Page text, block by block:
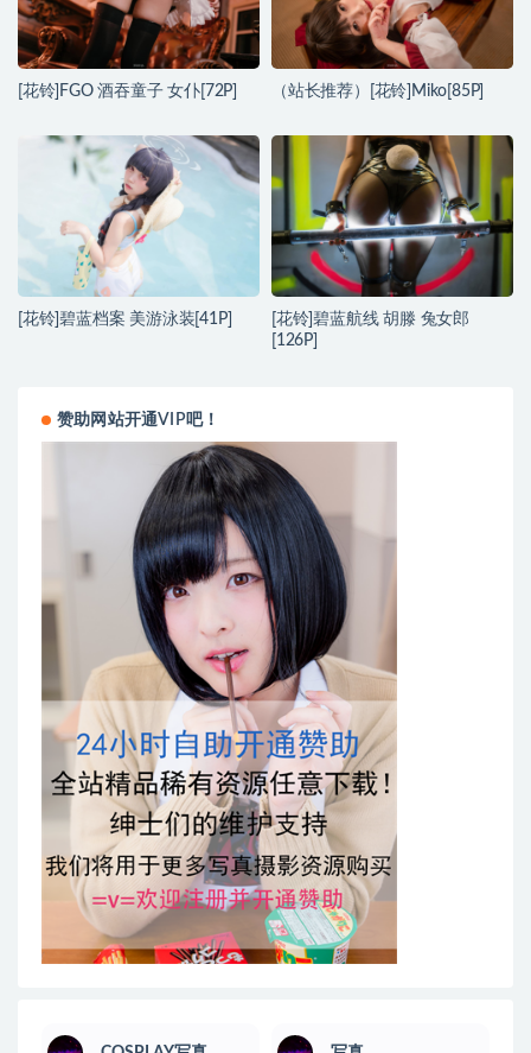
[花铃]FGO 酒吞童子 女仆[72P] （站长推荐）[花铃]Miko[85P]
[花铃]碧蓝档案 美游泳装[41P]
[花铃]碧蓝航线 胡滕 兔女郎
[126P]
赞助网站开通VIP吧！